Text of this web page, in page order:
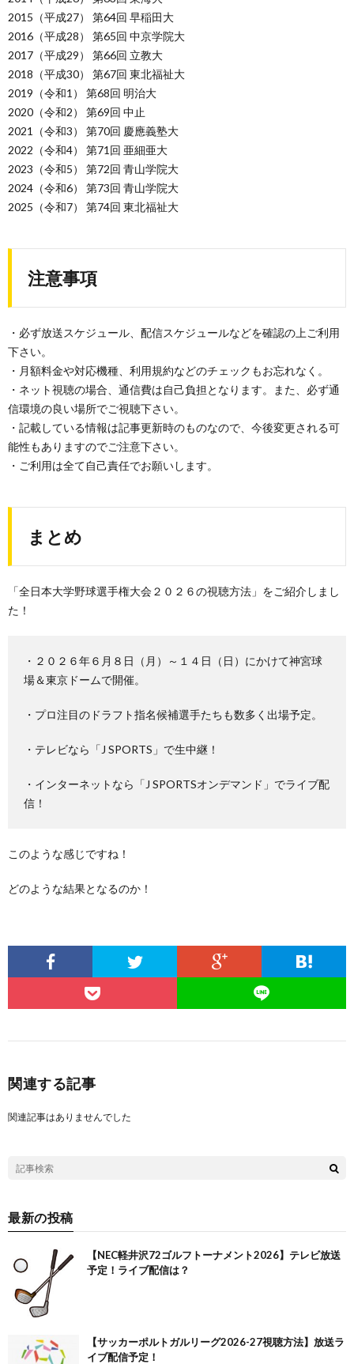
2015（平成27） 第64回 早稲田大
2016（平成28） 第65回 中京学院大
2017（平成29） 第66回 立教大
2018（平成30） 第67回 東北福祉大
2019（令和1） 第68回 明治大
2020（令和2） 第69回 中止
2021（令和3） 第70回 慶應義塾大
2022（令和4） 第71回 亜細亜大
2023（令和5） 第72回 青山学院大
2024（令和6） 第73回 青山学院大
2025（令和7） 第74回 東北福祉大
注意事項
・必ず放送スケジュール、配信スケジュールなどを確認の上ご利用
下さい。
・月額料金や対応機種、利用規約などのチェックもお忘れなく。
・ネット視聴の場合、通信費は自己負担となります。また、必ず通
信環境の良い場所でご視聴下さい。
・記載している情報は記事更新時のものなので、今後変更される可
能性もありますのでご注意下さい。
・ご利用は全て自己責任でお願いします。
まとめ
「全日本大学野球選手権大会２０２６の視聴方法」をご紹介しまし
た！
・２０２６年６月８日（月）～１４日（日）にかけて神宮球
場＆東京ドームで開催。
・プロ注目のドラフト指名候補選手たちも数多く出場予定。
・テレビなら「J SPORTS」で生中継！
・インターネットなら「J SPORTSオンデマンド」でライブ配
信！
このような感じですね！
どのような結果となるのか！
関連する記事
関連記事はありませんでした
最新の投稿
【NEC軽井沢72ゴルフトーナメント2026】テレビ放送
予定！ライブ配信は？
【サッカーポルトガルリーグ2026-27視聴方法】放送ラ
イブ配信予定！